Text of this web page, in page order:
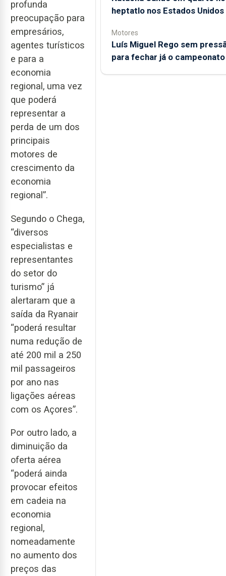
profunda
preocupação para
empresários,
agentes turísticos
e para a
economia
regional, uma vez
que poderá
representar a
perda de um dos
principais
motores de
crescimento da
economia
regional”.
Segundo o Chega,
“diversos
especialistas e
representantes
do setor do
turismo” já
alertaram que a
saída da Ryanair
“poderá resultar
numa redução de
até 200 mil a 250
mil passageiros
por ano nas
ligações aéreas
com os Açores”.
Por outro lado, a
diminuição da
oferta aérea
“poderá ainda
provocar efeitos
em cadeia na
economia
regional,
nomeadamente
no aumento dos
preços das
heptatlo nos Estados Unidos
Motores
Luís Miguel Rego sem
para fechar já o campeonato